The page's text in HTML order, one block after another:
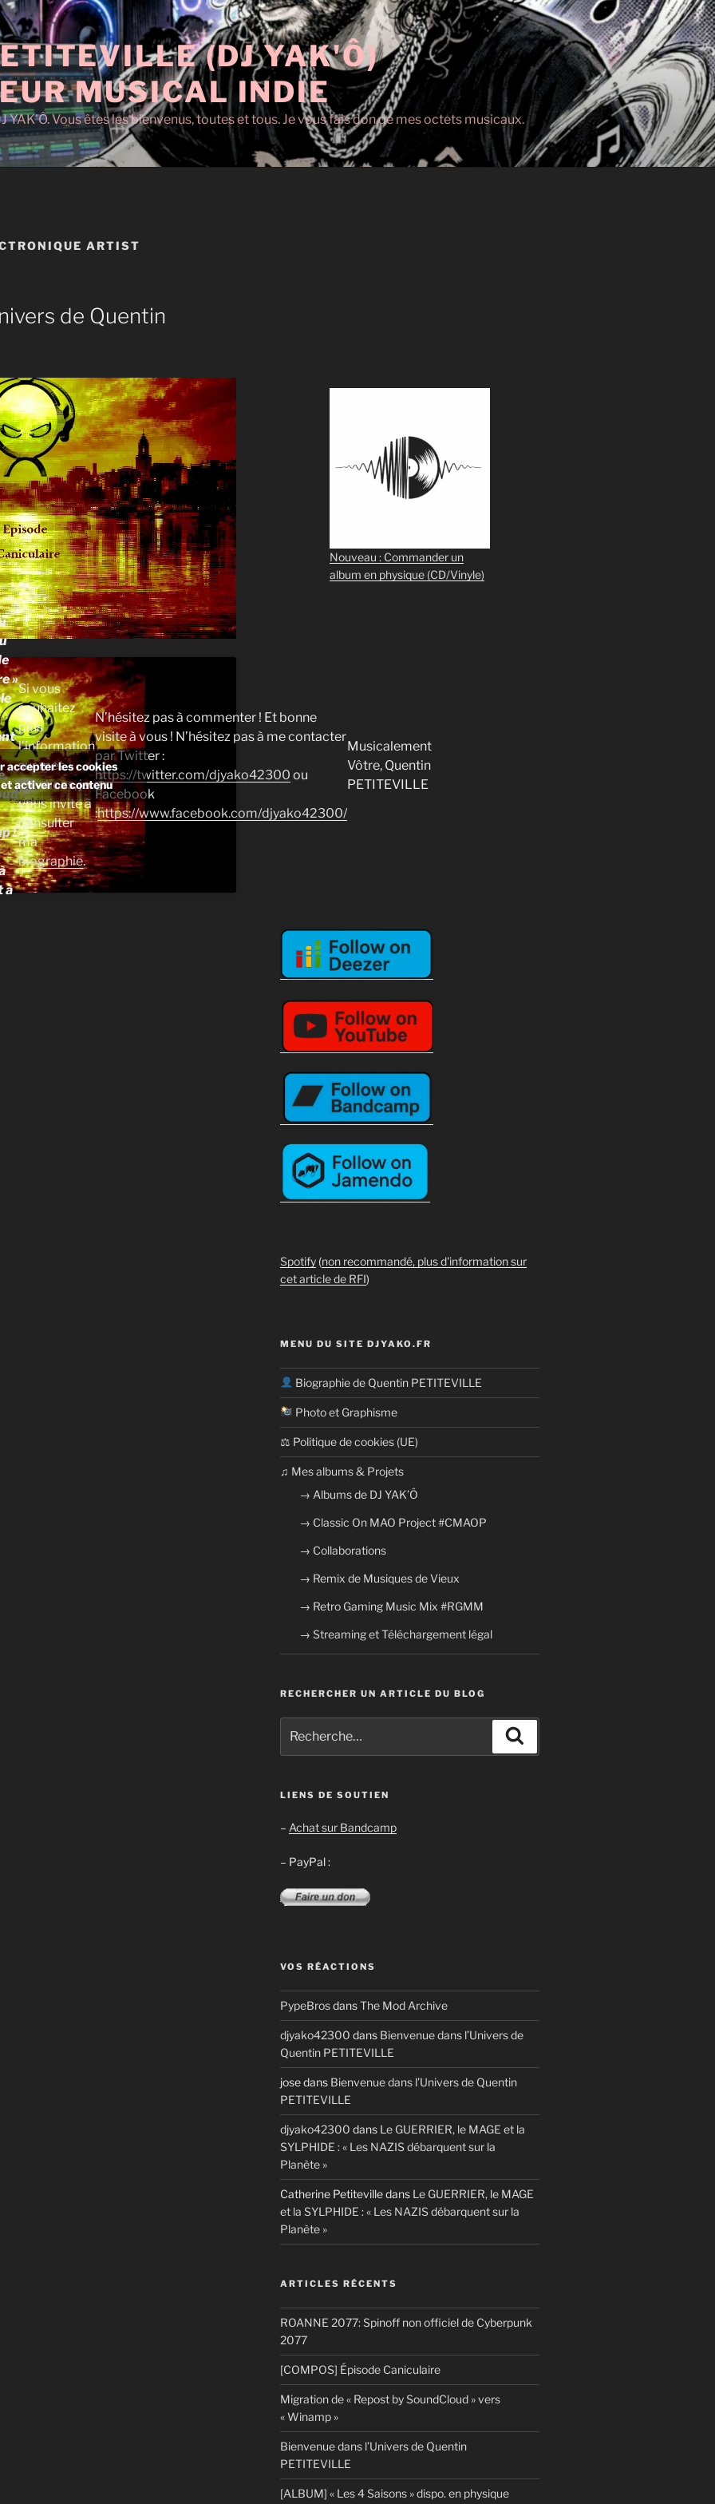
(DJ YAK'Ô)
MUSICAL INDIE
YAK'Ô. Vous êtes les bienvenus, toutes et tous. Je vous fais don de mes octets musicaux.
ARTIST
de Quentin
»
,
!
à
Si vous
souhaitez
plus
l’information
sur mes
créations, je
vous invite à
consulter
ma
biographie.
N’hésitez pas à commenter ! Et bonne
visite à vous ! N’hésitez pas à me contacter
par Twitter :
https://twitter.com/djyako42300 ou
Facebook
:https://www.facebook.com/djyako42300/
Musicalement
Vôtre, Quentin
PETITEVILLE
accepter les cookies
activer ce contenu
Nouveau : Commander un
album en physique (CD/Vinyle)
Spotify(non recommandé, plus d'information sur
cet article de RFI)
MENU DU SITE DJYAKO.FR
Biographie de Quentin PETITEVILLE
Photo et Graphisme
⚖ Politique de cookies (UE)
​​♫ Mes albums & Projets
→ Albums de DJ YAK’Ô
→ Classic On MAO Project #CMAOP
→ Collaborations
→ Remix de Musiques de Vieux
→ Retro Gaming Music Mix #RGMM
→ Streaming et Téléchargement légal
RECHERCHER UN ARTICLE DU BLOG
pour
:
LIENS DE SOUTIEN
– Achat sur Bandcamp
– PayPal :
VOS RÉACTIONS
PypeBrosdansThe Mod Archive
djyako42300 dans Bienvenue dans l’Univers de
Quentin PETITEVILLE
josedans Bienvenue dans l’Univers de Quentin
PETITEVILLE
djyako42300 dans Le GUERRIER, le MAGE et la
SYLPHIDE : « Les NAZIS débarquent sur la
Planète »
Catherine Petitevilledans Le GUERRIER, le MAGE
et la SYLPHIDE : « Les NAZIS débarquent sur la
Planète »
ARTICLES RÉCENTS
ROANNE 2077: Spinoff non officiel de Cyberpunk
2077
[COMPOS] Épisode Caniculaire
Migration de « Repost by SoundCloud » vers
« Winamp »
Bienvenue dans l’Univers de Quentin
PETITEVILLE
[ALBUM] « Les 4 Saisons » dispo. en physique